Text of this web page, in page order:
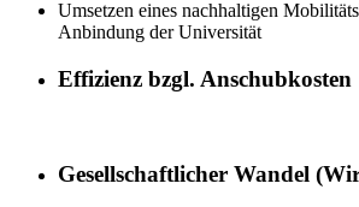
Umsetzen eines nachhaltigen
Anbindung der Universität
Effizienz bzgl. Anschubkosten
Gesellschaftlicher Wandel